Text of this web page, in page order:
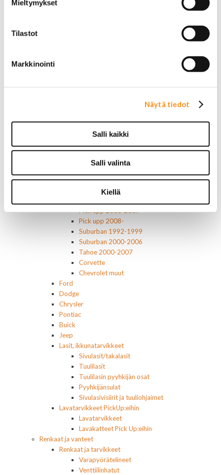
Mieltymykset
Tilastot
Markkinointi
Näytä tiedot
Salli kaikki
Salli valinta
Kiellä
Maalit
Starcraft levikesarja 97-03
Mustang korinosat
Van 1978-1996
Van 1997-
Pick upp 2000-2007
Pick upp 2008-
Suburban 1992-1999
Suburban 2000-2006
Tahoe 2000-2007
Corvette
Chevrolet muut
Ford
Dodge
Chrysler
Pontiac
Buick
Jeep
Lasit, ikkunatarvikkeet
Sivulasit/takalasit
Tuulilasit
Tuulilasin pyyhkijän osat
Pyyhkijänsulat
Sivulasivisiirit ja tuuliohjaimet
Lavatarvikkeet PickUp:eihin
Lavatarvikkeet
Lavakatteet Pick Up:eihin
Renkaat ja vanteet
Renkaat ja tarvikkeet
Varapyörätelineet
Venttiilinhatut